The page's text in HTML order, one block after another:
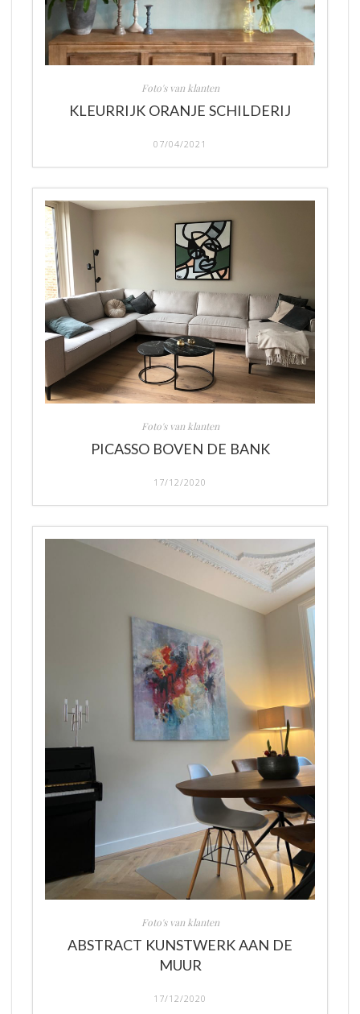
Foto's van klanten
KLEURRIJK ORANJE SCHILDERIJ
07/04/2021
Foto's van klanten
PICASSO BOVEN DE BANK
17/12/2020
Foto's van klanten
ABSTRACT KUNSTWERK AAN DE
MUUR
17/12/2020